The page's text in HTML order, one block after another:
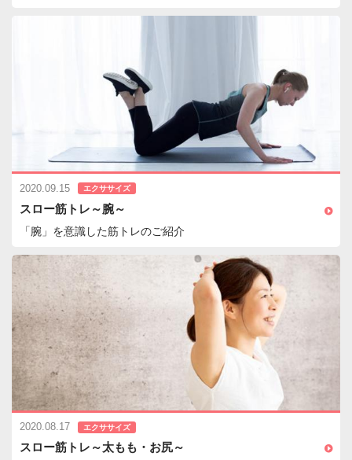
2020.09.15 エクササイズ
スロー筋トレ～腕～
「腕」を意識した筋トレのご紹介
2020.08.17 エクササイズ
スロー筋トレ～太もも・お尻～